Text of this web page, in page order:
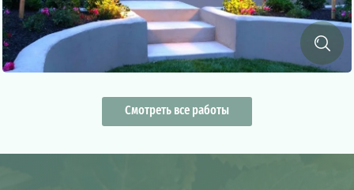
Смотреть все работы